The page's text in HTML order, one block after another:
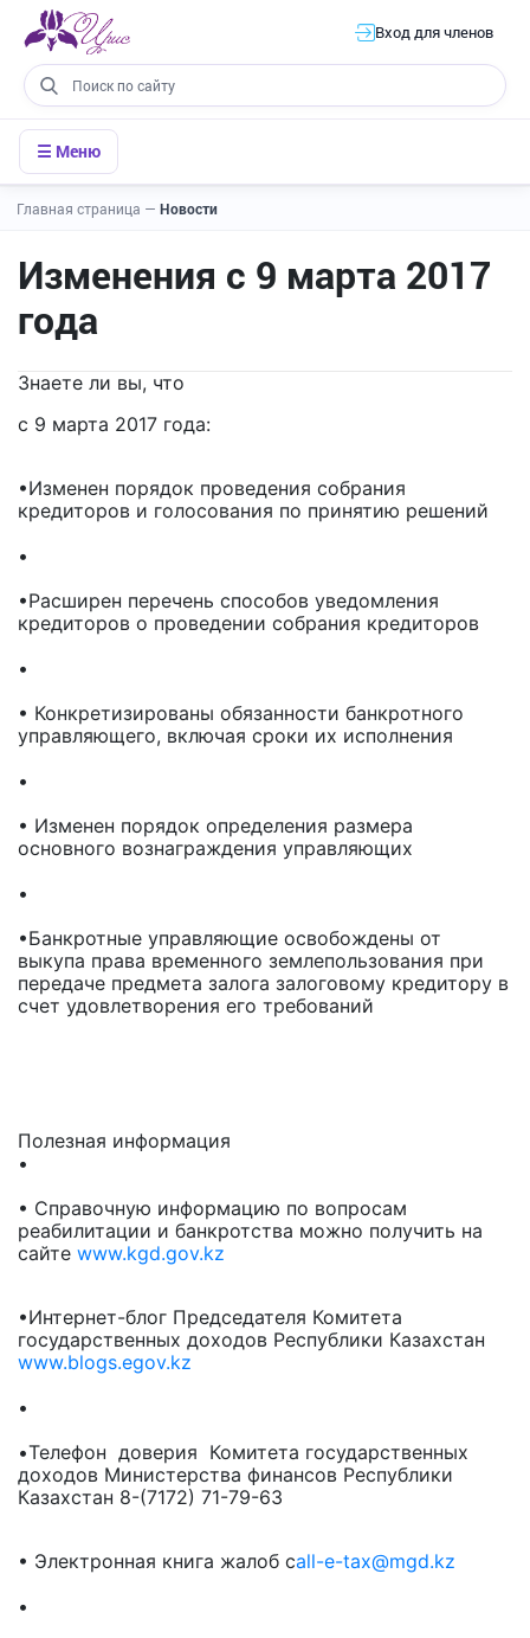
Вход для членов
☰ Меню
Главная страница — Новости
Изменения с 9 марта 2017
года
Знаете ли вы, что
с 9 марта 2017 года:
•Изменен порядок проведения собрания
кредиторов и голосования по принятию решений
•
•Расширен перечень способов уведомления
кредиторов о проведении собрания кредиторов
•
• Конкретизированы обязанности банкротного
управляющего, включая сроки их исполнения
•
• Изменен порядок определения размера
основного вознаграждения управляющих
•
•Банкротные управляющие освобождены от
выкупа права временного землепользования при
передаче предмета залога залоговому кредитору в
счет удовлетворения его требований
Полезная информация
•
• Справочную информацию по вопросам
реабилитации и банкротства можно получить на
сайте www.kgd.gov.kz
•Интернет-блог Председателя Комитета
государственных доходов Республики Казахстан
www.blogs.egov.kz
•
•Телефон доверия Комитета государственных
доходов Министерства финансов Республики
Казахстан 8-(7172) 71-79-63
• Электронная книга жалоб сall-e-tax@mgd.kz
•